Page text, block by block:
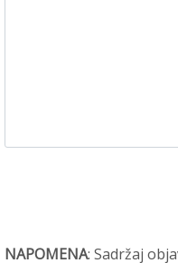
NAPOMENA: Sadržaj